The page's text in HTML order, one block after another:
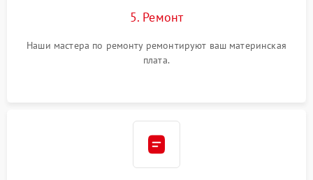
5. Ремонт
Наши мастера по ремонту ремонтируют ваш материнская
плата.